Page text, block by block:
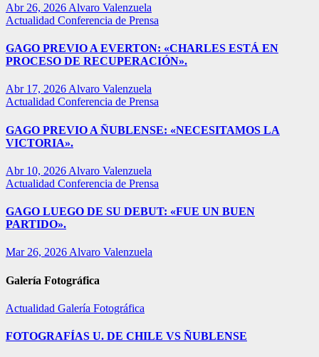
Abr 26, 2026 Alvaro Valenzuela
Actualidad Conferencia de Prensa
GAGO PREVIO A EVERTON: «CHARLES ESTÁ EN
PROCESO DE RECUPERACIÓN».
Abr 17, 2026 Alvaro Valenzuela
Actualidad Conferencia de Prensa
GAGO PREVIO A ÑUBLENSE: «NECESITAMOS LA
VICTORIA».
Abr 10, 2026 Alvaro Valenzuela
Actualidad Conferencia de Prensa
GAGO LUEGO DE SU DEBUT: «FUE UN BUEN
PARTIDO».
Mar 26, 2026 Alvaro Valenzuela
Galería Fotográfica
Actualidad Galería Fotográfica
FOTOGRAFÍAS U. DE CHILE VS ÑUBLENSE